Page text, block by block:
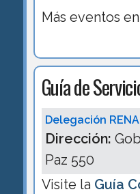
Más eventos
Guía de
Delegación
Dirección:
Paz 550
Visite la Guía